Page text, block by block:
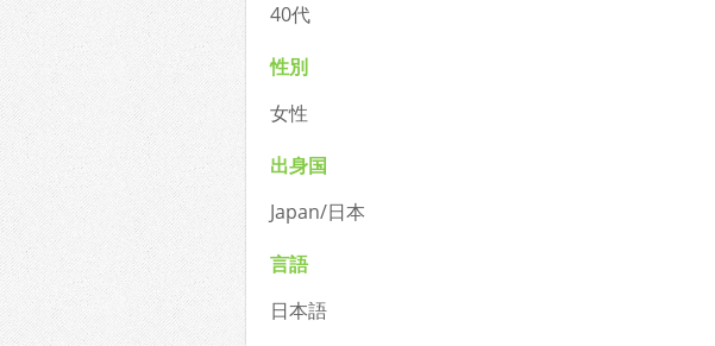
40代
性別
女性
出身国
Japan/日本
言語
日本語